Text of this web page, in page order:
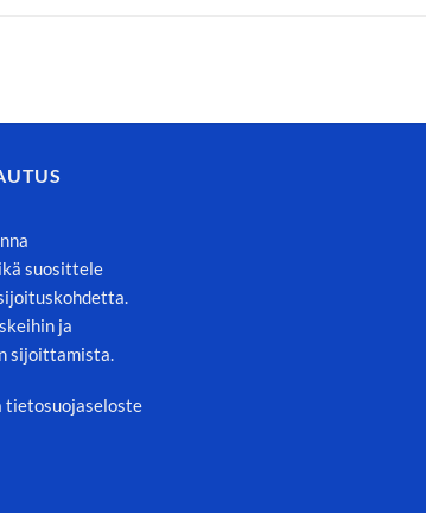
suosittele
ja
sijoittamista.
tietosuojaseloste